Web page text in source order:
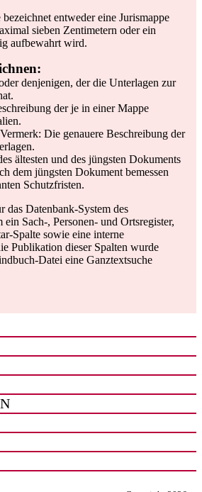
entweder eine Jurismappe
sieben Zentimetern oder ein
aufbewahrt wird.
denjenigen, der die Unterlagen zur
der je in einer Mappe
Die genauere Beschreibung der
ältesten und des jüngsten Dokuments
dem jüngsten Dokument bemessen
Schutzfristen.
das Datenbank-System des
ein Sach-, Personen- und Ortsregister,
Spalte sowie eine interne
Publikation dieser Spalten wurde
Datei eine Ganztextsuche